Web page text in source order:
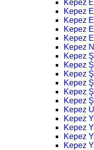
Kepez
Kepez
Kepez
Kepez
Kepez
Kepez
Kepez
Kepez
Kepez
Kepez
Kepez
Kepez
Kepez
Kepez
Kepez
Kepez
Kepez